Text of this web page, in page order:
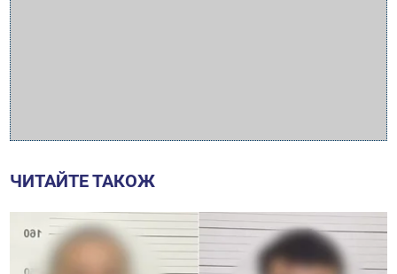
ЧИТАЙТЕ ТАКОЖ